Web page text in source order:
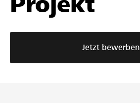
Jetzt bewerben